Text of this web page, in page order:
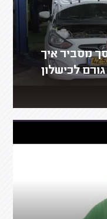
מסביר איך
לכישלון